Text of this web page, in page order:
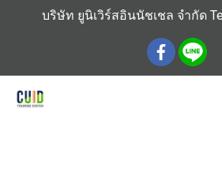
บริษัท ยูนิเวิร์สอินนัชเชล จำกัด